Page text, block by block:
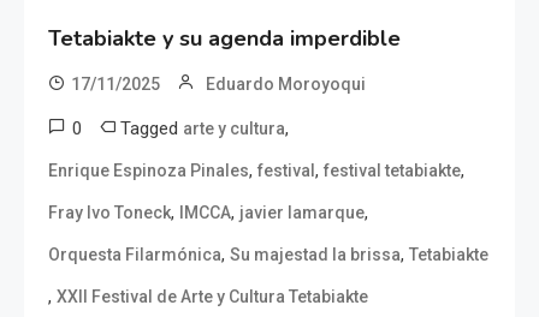
Tetabiakte y su agenda imperdible
17/11/2025 Eduardo Moroyoqui
0 Tagged arte y cultura,
Enrique Espinoza Pinales, festival, festival tetabiakte,
Fray Ivo Toneck, IMCCA, javier lamarque,
Orquesta Filarmónica, Su majestad la brissa, Tetabiakte
, XXII Festival de Arte y Cultura Tetabiakte